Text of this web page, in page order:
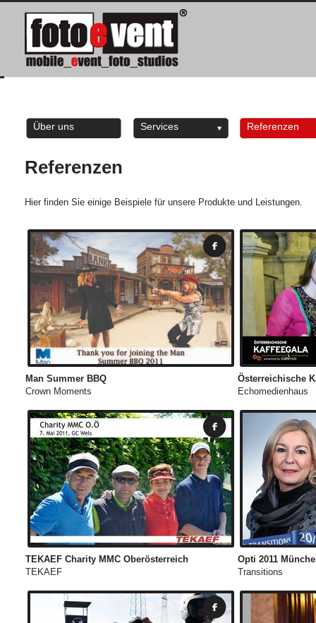
Referenzen
Hier finden Sie einige Beispiele für unsere Produkte und Leistungen.
Man Summer BBQ
Crown Moments
Österreichische
Echomedienhaus
TEKAEF Charity MMC Oberösterreich
TEKAEF
Opti 2011
Transitions
Über uns Services Referenzen